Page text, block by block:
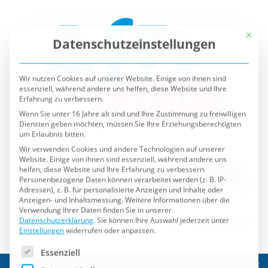
Datenschutzeinstellungen
Wir nutzen Cookies auf unserer Website. Einige von ihnen sind
Erfahrung zu verbessern.
Wenn Sie unter 16 Jahre alt sind und Ihre Zustimmung zu freiwilligen
um Erlaubnis bitten.
Wir verwenden Cookies und andere Technologien auf unserer
helfen, diese Website und Ihre Erfahrung zu verbessern.
Personenbezogene Daten können verarbeitet werden (z. B. IP-
Adressen), z. B. für personalisierte Anzeigen und Inhalte oder
Anzeigen- und Inhaltsmessung.Weitere Informationen über die
Verwendung Ihrer Daten finden Sie in unserer
Datenschutzerklärung.Sie können Ihre Auswahl jederzeit unter
Einstellungenwiderrufen oder anpassen.
Es folgt eine Liste der Service-Gruppen, für die eine
Essenziell
Externe Medien